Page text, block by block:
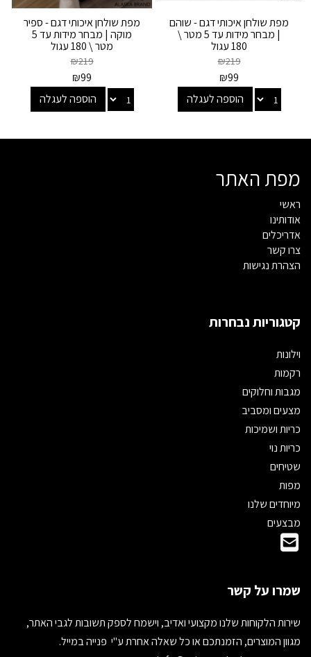
מפת שולחן איכותי דגם - שוהם
| מבחר מידות עד 5 מטר \
180 עגול
₪219
₪99
הוספה לעגלה
מפת שולחן איכותי דגם - ספיר
מוקה | מבחר מידות עד 5
מטר \ 180 עגול
₪219
₪99
הוספה לעגלה
מפת האתר
ראשי
אודותינו
אדריכלים
צרו קשר
הצהרת נגישות
קטגוריות נבחרות
וילונות
רקמות
מגבות וחלוקים
מצעים ומסביב
כריות ושמיכות
כריות נוי
שטיחים
מפות
מיוחדים שלנו
מבצעים
שמרו על קשר
שירות הלקוחות שלנו מקצועי ואדיב, וישמח לספק תשובות לגבי האתר,
מגוון המוצרים, הזמנתכם או כל שאלה אחרת ע"י פנייה במייל.